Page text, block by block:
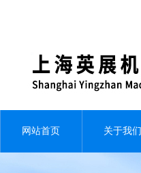
网站首页 关于我们